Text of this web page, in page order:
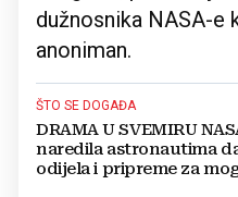
dužnosnika NASA-e
anoniman.
ŠTO SE DOGAĐA
DRAMA U SVEMIRU
naredila astronautima
odijela i pripreme za